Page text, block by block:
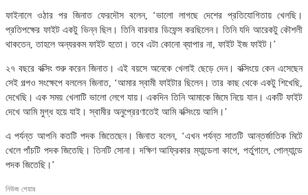
ফাইনালে ওঠার পর জিনাত ফেরদৌস বলেন, ‘ভালো লাগছে দেশের প্রতিযোগিতায় খেলছি।
প্রতিপক্ষের ফাইট একটু ভিন্ন ছিল। তিনি বারবার ডিফেন্স করছিলেন। তিনি যদি আরেকটু কৌশলী
থাকতেন, তাহলে অন্যরকম ফাইট হতো। তবে এটা কোনো ব্যাপার না, ফাইট ইজ ফাইট।’
২৭ বছরে বক্সিং শুরু করেন জিনাত। এই বয়সে অনেকে খেলাই ছেড়ে দেন। বক্সিংয়ে কেন এসেছেন
সেই গল্পও সংক্ষেপে বললেন জিনাত, ‘আমার স্বামী ফাইটার ছিলেন। তার কাছ থেকে একটু শিখেছি,
দেখেছি। এক সময় খেলাটি ভালো লেগে যায়। একদিন তিনি আমাকে জিমে নিয়ে যান। একটি ফাইট
দেখে আমি মুগ্ধ হয়ে যাই। স্বামীর অনুপ্রেরণাতেই আমি বক্সিংয়ে আসি।’
এ পর্যন্ত আপনি কতটি পদক জিতেছেন। জিনাত বলেন, ‘এখন পর্যন্ত সাতটি আন্তর্জাতিক মিটে
খেলে পাঁচটি পদক জিতেছি। তিনটি সোনা। দক্ষিণ আফ্রিকার ম্যান্ডেলা কাপে, পর্তুগালে, পোল্যান্ডে
পদক জিতেছি।’
নিউজ শেয়ার